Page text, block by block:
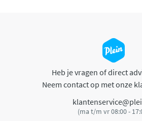
Heb je vragen of direct
Neem contact op met onze
(ma t/m vr 08:00 -